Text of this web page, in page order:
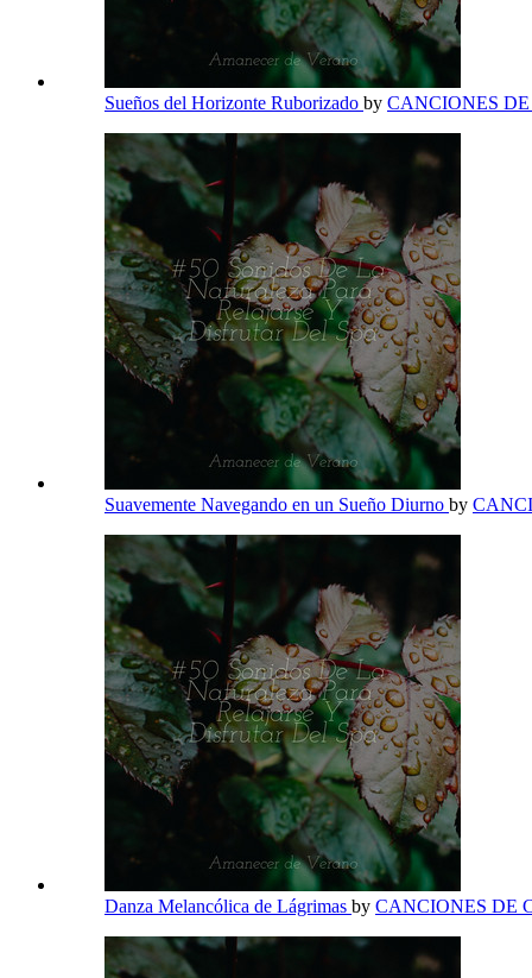
Sueños del Horizonte Ruborizado by CANCIONES
Suavemente Navegando en un Sueño Diurno by
Danza Melancólica de Lágrimas by CANCIONES DE